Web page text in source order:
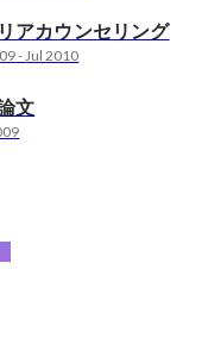
アカウンセリング
-Jul 2010
文